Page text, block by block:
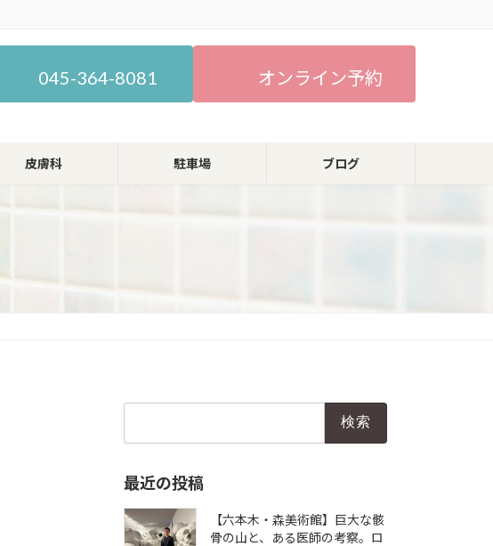
045-364-8081 オンライン予約
皮膚科 駐車場 ブログ
最近の投稿
【六本木・森美術館】巨大な骸
骨の山と、ある医師の考察。ロ